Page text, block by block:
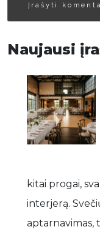
Naujausi
kitai progai,
interjerą.
aptarnavimas,